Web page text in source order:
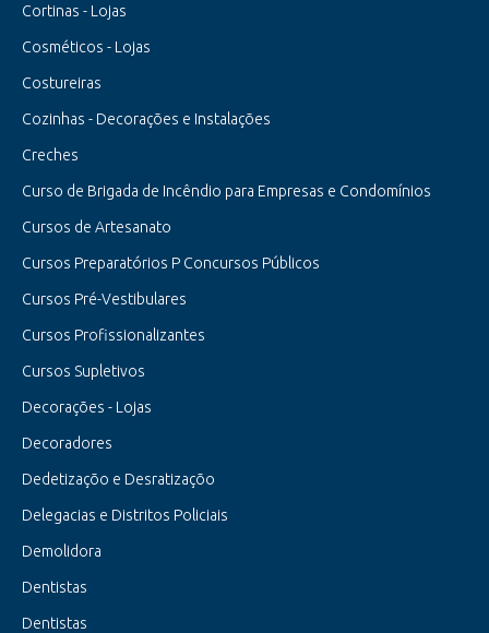
Cortinas - Lojas
Cosméticos - Lojas
Costureiras
Cozinhas - Decorações e Instalações
Creches
Curso de Brigada de Incêndio para Empresas e Condomínios
Cursos de Artesanato
Cursos Preparatórios P Concursos Públicos
Cursos Pré-Vestibulares
Cursos Profissionalizantes
Cursos Supletivos
Decorações - Lojas
Decoradores
Dedetizaçõo e Desratizaçõo
Delegacias e Distritos Policiais
Demolidora
Dentistas
Dentistas